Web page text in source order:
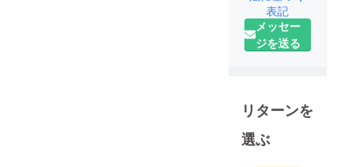
表記
メッセー
ジを送る
リターンを
選ぶ